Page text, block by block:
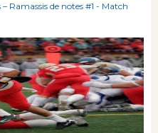
de notes #1 - Match